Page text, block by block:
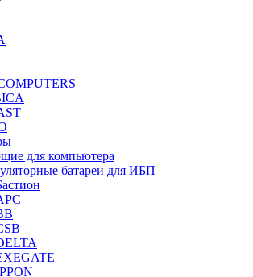
для компьютера
батареи для ИБП